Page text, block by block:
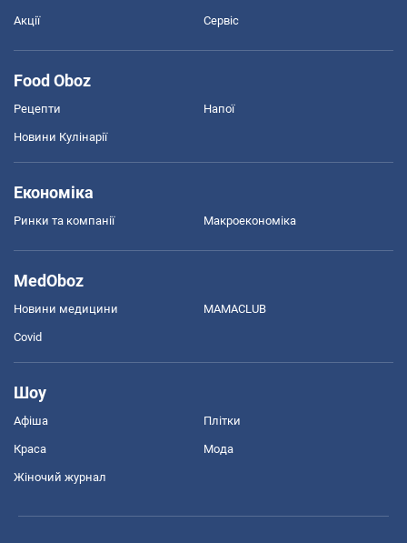
Акції Сервіс
Food Oboz
Рецепти Напої
Новини Кулінарії
Економіка
Ринки та компанії Макроекономіка
MedOboz
Новини медицини MAMACLUB
Covid
Шоу
Афіша Плітки
Краса Мода
Жіночий журнал